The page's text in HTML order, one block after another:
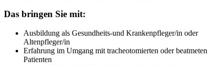
Das bringen Sie mit:
Ausbildung als Gesundheits-und Krankenpfleger/in oder
Altenpfleger/in
Erfahrung im Umgang mit tracheotomierten oder beatmeten
Patienten